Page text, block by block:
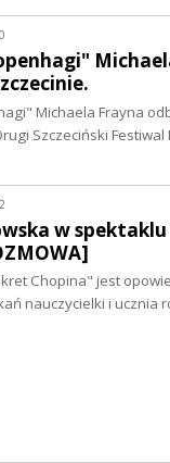
Michaela Frayna
Szczeciński
w
Chopina" jest
nauczycielki i ucznia